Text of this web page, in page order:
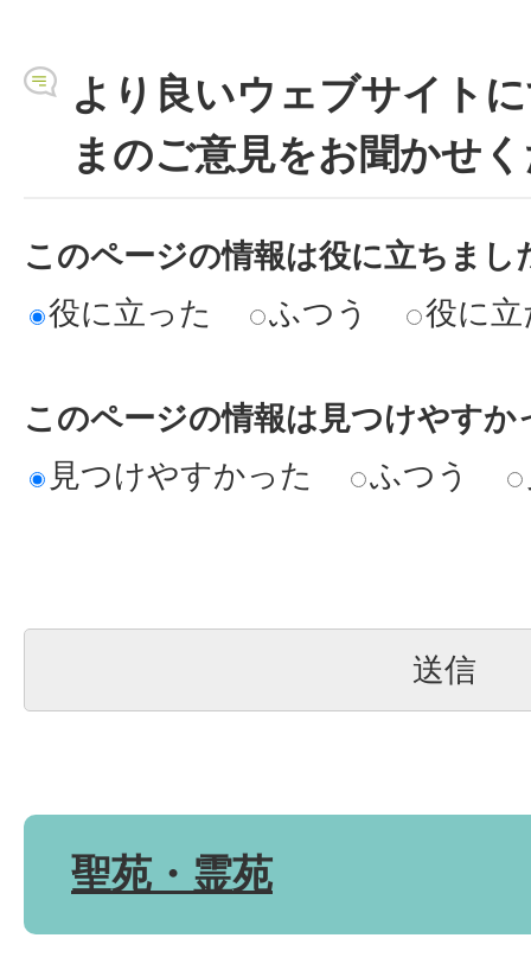
より良いウェブサイト
まのご意見をお聞かせ
このページの情報は役に立ちまし
役に立った
ふつう 役に
このページの情報は見つけやすか
見つけやすかった
ふつう
聖苑・霊苑